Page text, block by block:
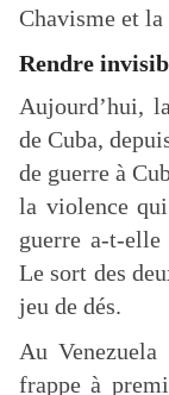
Chavisme et la
Rendre
Aujourd’hui,
de Cuba,
de guerre à
la violence
guerre a-t-elle
Le sort des
jeu de dés.
Au
frappe à